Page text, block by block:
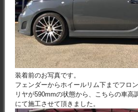
装着前のお写真です。
フェンダーからホイールリム下までフロ
リヤが590mmの状態から、こちらの車高
にて施工させて頂きました。